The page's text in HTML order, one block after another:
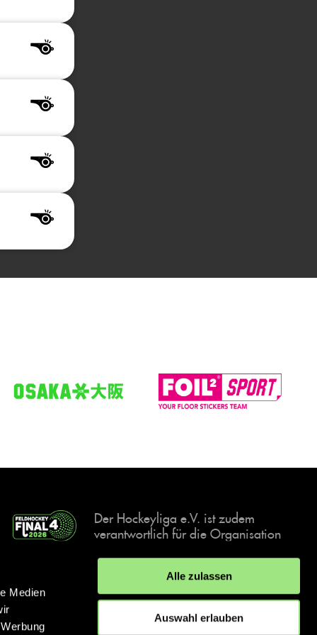
Medien
Alle zulassen
Auswahl erlauben
Der Hockeyliga e.V. ist zudem
verantwortlich für die Organisation
Events, der deutschen Hockey-
Meisterschaften.